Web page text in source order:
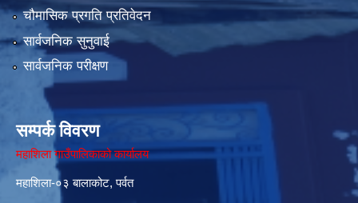
चौमासिक प्रगति प्रतिवेदन
सार्वजनिक सुनुवाई
सार्वजनिक परीक्षण
सम्पर्क विवरण
महाशिला गाउँपालिकाको कार्यालय
महाशिला-०३ बालाकोट, पर्वत